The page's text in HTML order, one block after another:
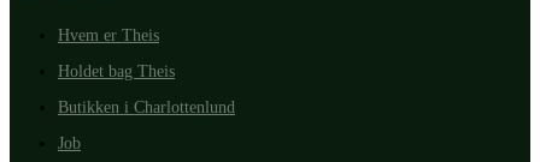
Hvem er Theis
Holdet bag Theis
Butikken i Charlottenlund
Job